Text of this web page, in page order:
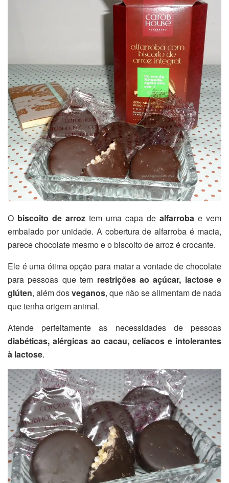
O biscoito de arroz tem uma capa de alfarroba e vem
embalado por unidade. A cobertura de alfarroba é macia,
parece chocolate mesmo e o biscoito de arroz é crocante.
Ele é uma ótima opção para matar a vontade de chocolate
para pessoas que tem restrições ao açúcar, lactose e
glúten, além dosveganos, que não se alimentam de nada
que tenha origem animal.
Atende perfeitamente as necessidades de pessoas
diabéticas, alérgicas ao cacau, celíacos e intolerantes
à lactose.